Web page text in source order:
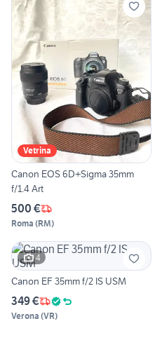
Vetrina
Canon EOS 6D+Sigma 35mm
f/1.4 Art
500 €
Roma (RM)
4
Canon EF 35mm f/2 IS USM
349 €
Verona (VR)